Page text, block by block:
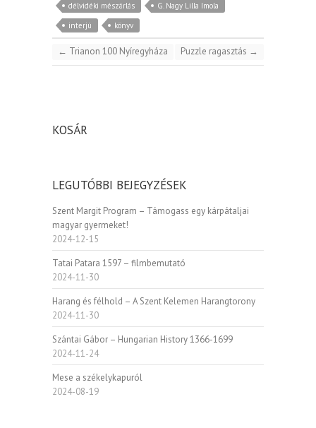
délvidéki mészárlás
G. Nagy Lilla Imola
interjú
könyv
← Trianon 100 Nyíregyháza Puzzle ragasztás →
KOSÁR
LEGUTÓBBI BEJEGYZÉSEK
Szent Margit Program – Támogass egy kárpátaljai
magyar gyermeket!
2024-12-15
Tatai Patara 1597 – filmbemutató
2024-11-30
Harang és félhold – A Szent Kelemen Harangtorony
2024-11-30
Szántai Gábor – Hungarian History 1366-1699
2024-11-24
Mese a székelykapuról
2024-08-19